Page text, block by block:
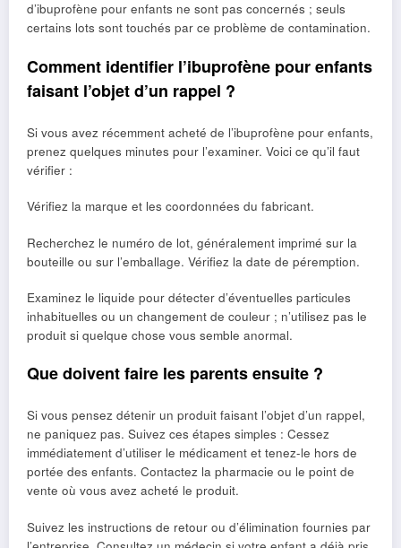
d’ibuprofène pour enfants ne sont pas concernés ; seuls
certains lots sont touchés par ce problème de contamination.
Comment identifier l’ibuprofène pour enfants
faisant l’objet d’un rappel ?
Si vous avez récemment acheté de l’ibuprofène pour enfants,
prenez quelques minutes pour l’examiner. Voici ce qu’il faut
vérifier :
Vérifiez la marque et les coordonnées du fabricant.
Recherchez le numéro de lot, généralement imprimé sur la
bouteille ou sur l’emballage. Vérifiez la date de péremption.
Examinez le liquide pour détecter d’éventuelles particules
inhabituelles ou un changement de couleur ; n’utilisez pas le
produit si quelque chose vous semble anormal.
Que doivent faire les parents ensuite ?
Si vous pensez détenir un produit faisant l’objet d’un rappel,
ne paniquez pas. Suivez ces étapes simples : Cessez
immédiatement d’utiliser le médicament et tenez-le hors de
portée des enfants. Contactez la pharmacie ou le point de
vente où vous avez acheté le produit.
Suivez les instructions de retour ou d’élimination fournies par